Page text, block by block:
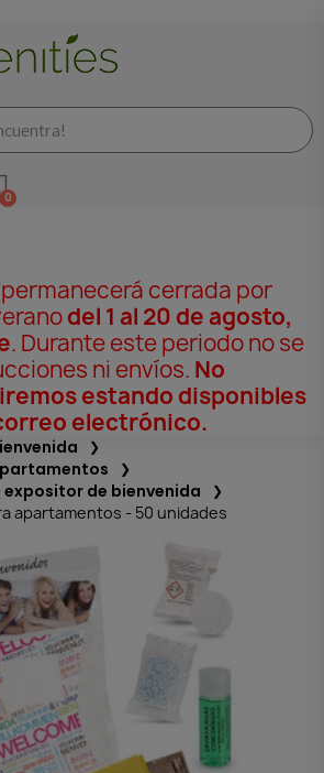
cerrada por
del 1 al 20 de agosto,
. Durante este periodo no se
ni envíos. No
estando disponibles
electrónico.
expositor de bienvenida
apartamentos - 50 unidades